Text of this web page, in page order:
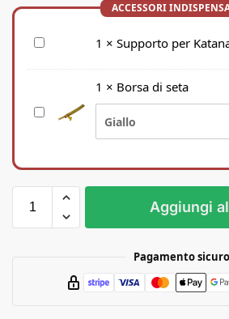
S
o
o
p
e
1 × Supporto per
B
s
a
d
1 × Borsa di seta
Giallo
Aggiungi
Pagamento sicuro